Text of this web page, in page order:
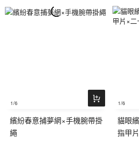
1/6
繽紛春意捕夢網×手機腕帶掛
繩
1/6
貓眼
指甲